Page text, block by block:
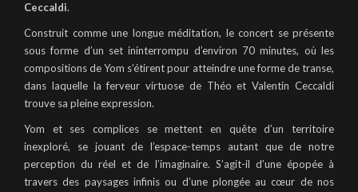
Ceccaldi.
Construit comme une longue méditation, le concert se présente
sous forme d’un set ininterrompu d’environ 70 minutes, où les
compositions de Yom s’étirent pour atteindre une forme de transe,
dans laquelle la ferveur virtuose de Théo et Valentin Ceccaldi
trouve sa pleine expression.
Yom et ses complices se mettent en quête d’un territoire
inexploré, se jouant de l’espace-temps autant que de notre
perception du réel et de l’imaginaire. S’agit-il d’une épopée à
travers des paysages infinis ou d’une plongée au cœur de nos